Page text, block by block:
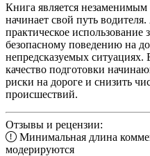
Книга является
начинает свой путь
практическое
безопасному поведению на
непредсказуемых ситуациях.
качество подготовки
риски на дороге и снизить
происшествий.
Отзывы и рецензии:
Минимальная длина
модерируются